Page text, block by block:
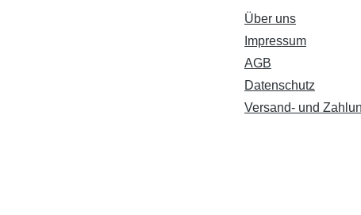
Über uns
Impressum
AGB
Datenschutz
Versand- und